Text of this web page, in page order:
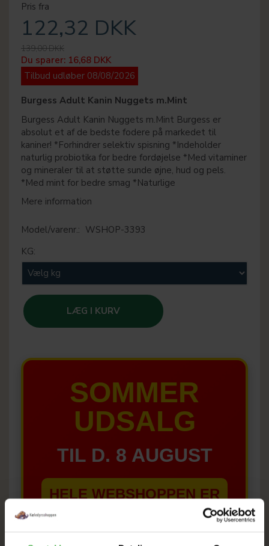
Pris fra
122,32 DKK
139,00 DKK
Du sparer: 16,68 DKK
Tilbud udløber 08/08/2026
Burgess Adult Kanin Nuggets m.Mint
Burgess Adult Kanin Nuggets m.Mint Burgess er
absolut et af de bedste fodere på markedet til
kaniner! *Forhindrer selektiv spisning *Indeholder
naturlig probiotika for bedre fordøjelse *Med vitaminer
og mineraler til at støtte sunde øjne, hud og pels.
*Med mint for bedre smag *Naturlige
Mere information
Model/varenr.: WSHOP-3393
KG:
LÆG I KURV
SOMMER
UDSALG
TIL D. 8 AUGUST
HELE WEBSHOPPEN ER